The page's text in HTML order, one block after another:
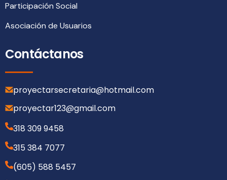
Participación Social
Asociación de Usuarios
Contáctanos
proyectarsecretaria@hotmail.com
proyectar123@gmail.com
318 309 9458
315 384 7077
(605) 588 5457